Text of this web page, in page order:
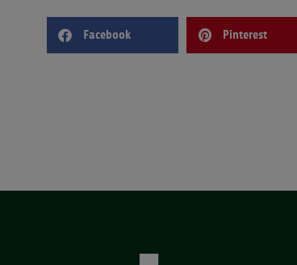
Facebook Pinterest